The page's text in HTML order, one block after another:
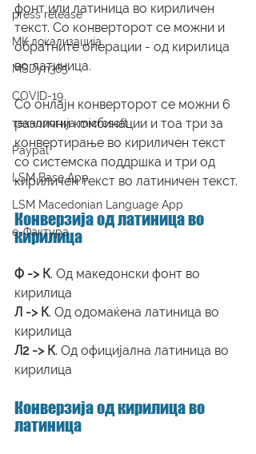
press release
МК локализација
MSDyn365
COVID-19
технологија microsoft
Paypal
LSM Base App
LSM Macedonian Language App
е-Фактура
фонт или латиница во кириличен
текст. Со конверторот се можни и
обратните операции - од кирилица
во латиница.
Со онлајн конверторот се можни 6
различни комбинации и тоа три за
конвертирање во кириличен текст
со системска поддршка и три од
кириличен текст во латиничен текст.
Конверзија од латиница во
кирилица
Ф -> К. Од македонски фонт во
кирилица
Л -> К. Од одомаќена латиница во
кирилица
Л2 -> К. Од официјална латиница во
кирилица
Конверзија од кирилица во
латиница